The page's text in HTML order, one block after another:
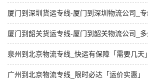
厦门到深圳货运专线-厦门到深圳物流公司_专
厦门到韶关货运专线-厦门到韶关物流公司_多
泉州到北京物流专线_快运有保障「需要几天」
广州到北京物流专线_限时必达「运价实惠」